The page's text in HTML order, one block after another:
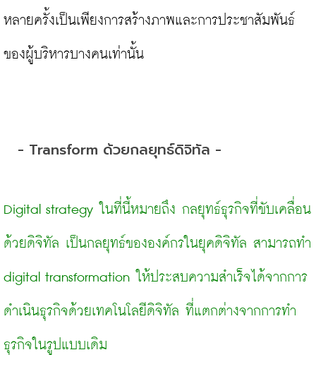
หลายครั้งเป็นเพียงการสร้างภาพและการประชาสัมพันธ์
ของผู้บริหารบางคนเท่านั้น
- Transform ด้วยกลยุทธ์ดิจิทัล -
Digital strategy ในที่นี้หมายถึง กลยุทธ์ธุรกิจที่ขับเคลื่อน
ด้วยดิจิทัล เป็นกลยุทธ์ขององค์กรในยุคดิจิทัล สามารถทำ
digital transformation ให้ประสบความสำเร็จได้จากการ
ดำเนินธุรกิจด้วยเทคโนโลยีดิจิทัล ที่แตกต่างจากการทำ
ธุรกิจในรูปแบบเดิม